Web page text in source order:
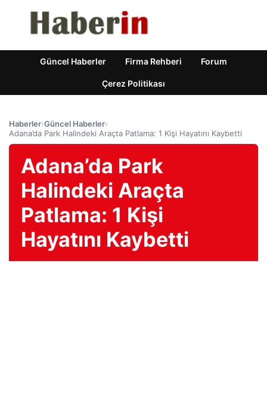
Güncel Haberler Firma Rehberi Forum
Çerez Politikası
Haberler›Güncel Haberler›
Adana’da Park Halindeki Araçta Patlama: 1 Kişi Hayatını Kaybetti
Adana’da Park
Halindeki Araçta
Patlama: 1 Kişi
Hayatını Kaybetti